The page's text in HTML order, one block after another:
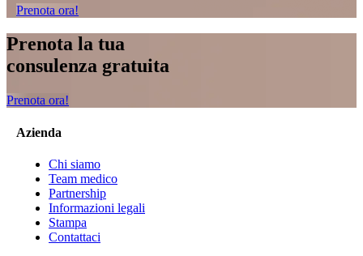
Prenota ora!
Prenota la tua
consulenza gratuita
Prenota ora!
Azienda
Chi siamo
Team medico
Partnership
Informazioni legali
Stampa
Contattaci